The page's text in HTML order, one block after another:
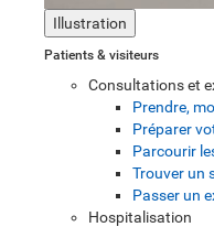
Illustration
Patients & visiteurs
Consultations et
Prendre,
Préparer
Parcourir
Trouver un
Passer un
Hospitalisation